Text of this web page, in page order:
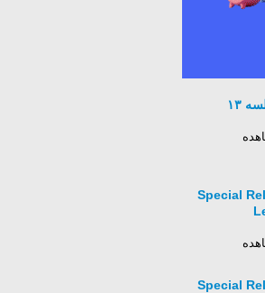
۱۳
Special
Special